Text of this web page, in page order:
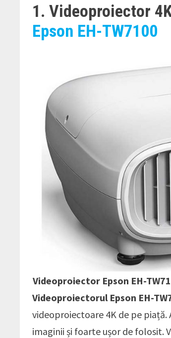
1. Videoproiector
Epson EH-TW7100
Videoproiector Epson EH-
Videoproiectorul Epson EH-
videoproiectoare 4K de pe
imaginii și foarte ușor de folosit.